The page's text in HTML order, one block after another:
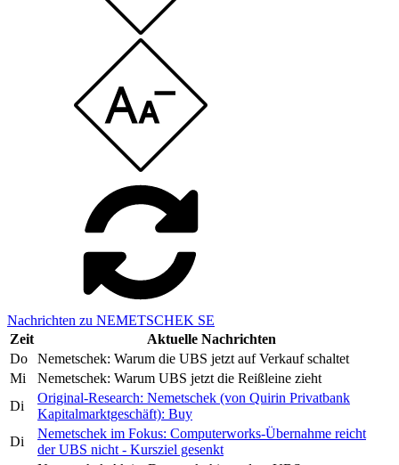
Nachrichten zu NEMETSCHEK SE
Zeit
Aktuelle Nachrichten
Do
Nemetschek: Warum die UBS jetzt auf Verkauf schaltet
Mi
Nemetschek: Warum UBS jetzt die Reißleine zieht
Di
Original-Research: Nemetschek (von Quirin Privatbank
Kapitalmarktgeschäft): Buy
Di
Nemetschek im Fokus: Computerworks-Übernahme reicht
der UBS nicht - Kursziel gesenkt